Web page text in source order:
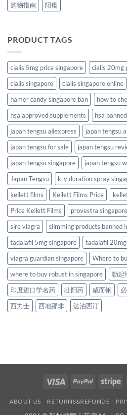
购物指南
阳痿
PRODUCT TAGS
cialis 5mg price singapore
cialis 20mg
cialis singapore
cialis singapore online
hamer candy singapore ban
how to
hsa approved supplements
hsa
japan tengsu aliexpress
japan tengsu
japan tengsu for sale
japan tengsu
japan tengsu singapore
japan tengsu
Japan Tengsu
k-y duration spray
kellett films
Kellett Films Price
Price Kellett Films
provestra singapore
sire viagra
slimming products banned
tadalafil 5mg singapore
tadalafil
viagra guardian singapore
Where to
where to buy robust in singapore
勃起
印度进口学名药
壮阳药 威而钢
西力士
西地那非 达泊西汀
Visa PayPal
ABOUT US RETURNS&REFUNDS